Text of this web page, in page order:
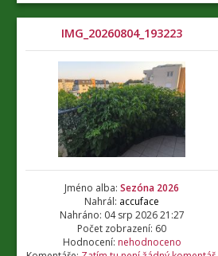
IMG_20260804_193223
Jméno alba: Sezóna 2026
Nahrál: accuface
Nahráno: 04 srp 2026 21:27
Počet zobrazení: 60
Hodnocení: nehodnoceno